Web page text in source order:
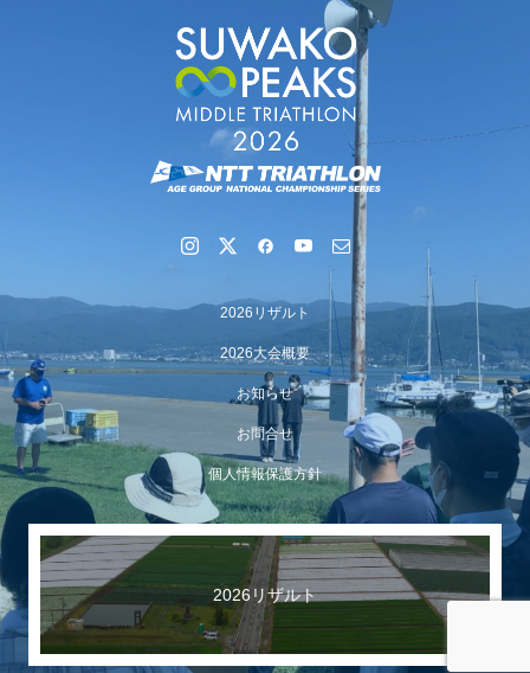
【会議報告】諏訪地域６市町村連絡会議を開催しました
【イベント報告】Luminaオンラインガイドツアーが開催
されました
2026リザルト
2026大会概要
お知らせ
お問合せ
個人情報保護方針
2026リザルト